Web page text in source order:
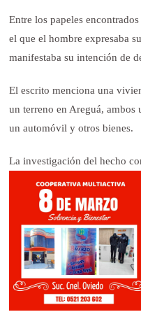
Entre los papeles
el que el hombre expresaba
manifestaba su intención de
El escrito menciona una
un terreno en Areguá, ambos
un automóvil y otros bienes.
La investigación del hecho